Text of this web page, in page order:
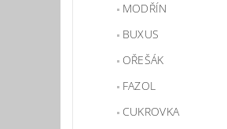
MODŘÍN
BUXUS
OŘEŠÁK
FAZOL
CUKROVKA